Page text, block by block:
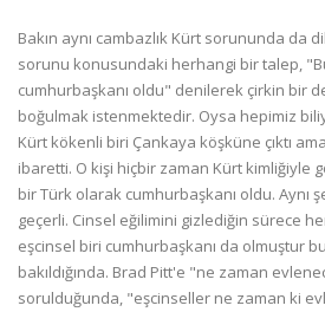
Bakın aynı cambazlık Kürt sorununda da
sorunu konusundaki herhangi bir talep,
cumhurbaşkanı oldu" denilerek çirkin bir
boğulmak istenmektedir. Oysa hepimiz
Kürt kökenli biri Çankaya köşküne çıktı
ibaretti. O kişi hiçbir zaman Kürt kimliğiyle
bir Türk olarak cumhurbaşkanı oldu. Aynı
geçerli. Cinsel eğilimini gizlediğin sürece
eşcinsel biri cumhurbaşkanı da olmuştur
bakıldığında. Brad Pitt'e "ne zaman
sorulduğunda, "eşcinseller ne zaman ki